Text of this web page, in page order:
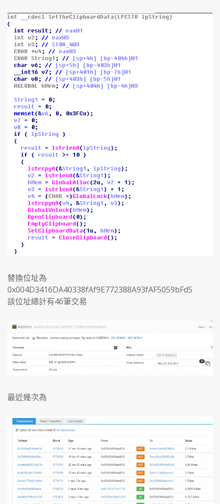
替換位址為
0x004D3416DA40338fAf9E772388A93fAF5059bFd5
該位址總計有46筆交易
最近幾次為